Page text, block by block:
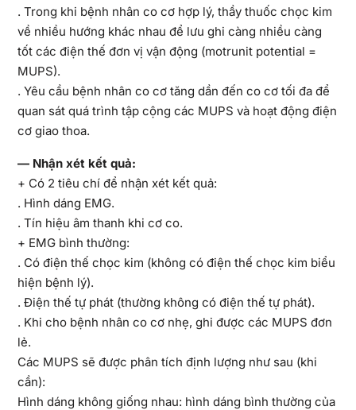
. Trong khi bệnh nhân co cơ hợp lý, thầy thuốc chọc kim
về nhiều hướng khác nhau để lưu ghi càng nhiều càng
tốt các điện thế đơn vị vận động (motrunit potential =
MUPS).
. Yêu cầu bệnh nhân co cơ tăng dần đến co cơ tối đa để
quan sát quá trình tập cộng các MUPS và hoạt động điện
cơ giao thoa.
— Nhận xét kết quả:
+ Có 2 tiêu chí để nhận xét kết quả:
. Hình dáng EMG.
. Tín hiệu âm thanh khi cơ co.
+ EMG bình thường:
. Có điện thế chọc kim (không có điện thế chọc kim biểu
hiện bệnh lý).
. Điện thế tự phát (thường không có điện thế tự phát).
. Khi cho bệnh nhân co cơ nhẹ, ghi được các MUPS đơn
lẻ.
Các MUPS sẽ được phân tích định lượng như sau (khi
cần):
Hình dáng không giống nhau: hình dáng bình thường của